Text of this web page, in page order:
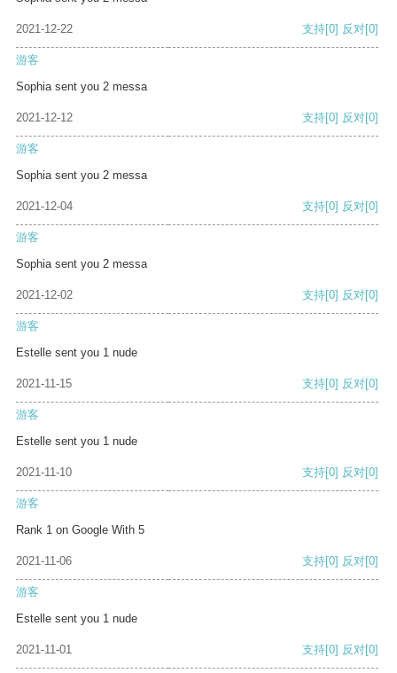
2021-12-22 支持[0] 反对[0]
游客
Sophia sent you 2 messa
2021-12-12 支持[0] 反对[0]
游客
Sophia sent you 2 messa
2021-12-04 支持[0] 反对[0]
游客
Sophia sent you 2 messa
2021-12-02 支持[0] 反对[0]
游客
Estelle sent you 1 nude
2021-11-15 支持[0] 反对[0]
游客
Estelle sent you 1 nude
2021-11-10 支持[0] 反对[0]
游客
Rank 1 on Google With 5
2021-11-06 支持[0] 反对[0]
游客
Estelle sent you 1 nude
2021-11-01 支持[0] 反对[0]